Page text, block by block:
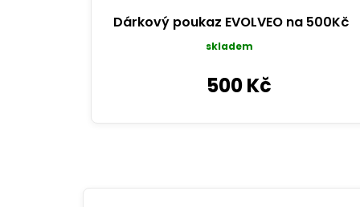
Dárkový poukaz EVOLVEO na 500Kč
skladem
500 Kč